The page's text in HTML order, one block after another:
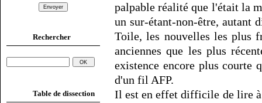
Rechercher
Table de dissection
palpable réalité que l'était la
un sur-étant-non-être, autant
Toile, les nouvelles les plus
anciennes que les plus
existence encore plus courte
d'un fil AFP.
Il est en effet difficile de lire à